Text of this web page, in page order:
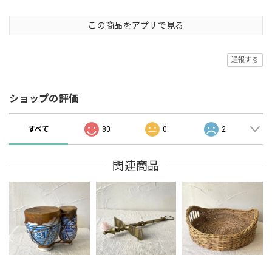
この商品をアプリで見る
通報する
ショップの評価
すべて 80 0 2
関連商品